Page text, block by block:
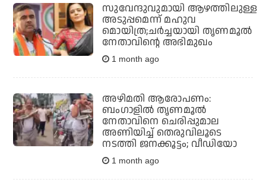
സുവേന്ദുവുമായി ആഴത്തിലുള്ള
അടുപ്പമെന്ന് മഹുവ
മൊയിത്ര;ചര്‍ച്ചയായി തൃണമൂല്‍
നേതാവിന്റെ അഭിമുഖം
1 month ago
അഴിമതി ആരോപണം:
ബംഗാളില്‍ തൃണമൂല്‍
നേതാവിനെ ചെരിപ്പുമാല
അണിയിച്ച് തെരുവിലൂടെ
നടത്തി ജനക്കൂട്ടം; വീഡിയോ
1 month ago